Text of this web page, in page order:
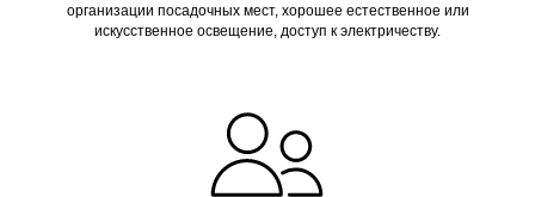
организации посадочных мест, хорошее естественное или
искусственное освещение, доступ к электричеству.